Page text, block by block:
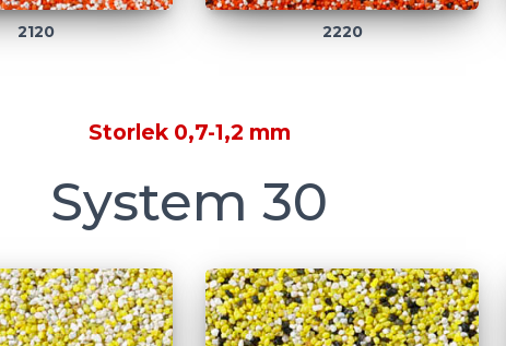
2120 2220
Storlek 0,7-1,2 mm
System 30